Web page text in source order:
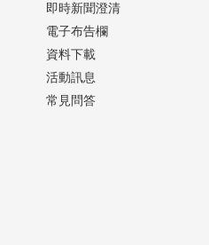
即時新聞澄清
電子布告欄
資料下載
活動訊息
常見問答